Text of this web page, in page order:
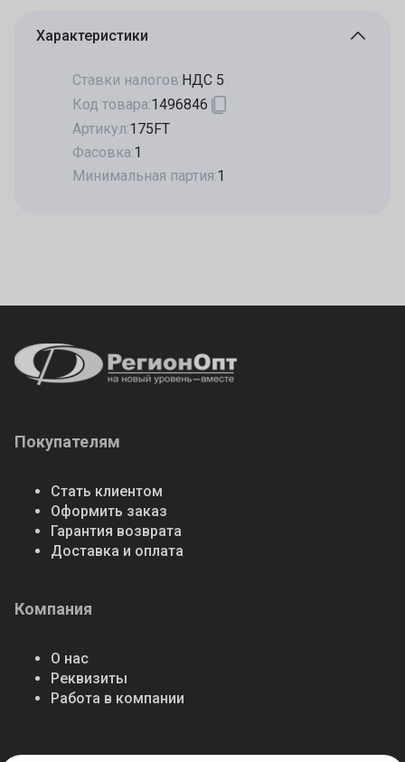
Характеристики
Ставки налогов:НДС 5
Код товара:1496846
Артикул:175FT
Фасовка:1
Минимальная партия:1
Покупателям
Стать клиентом
Оформить заказ
Гарантия возврата
Доставка и оплата
Компания
О нас
Реквизиты
Работа в компании